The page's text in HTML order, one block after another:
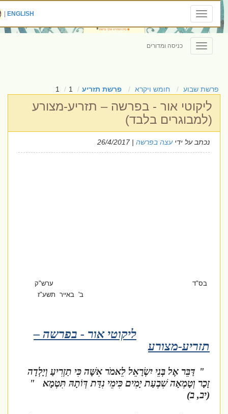
Toggle
navigation
ENGLISH
|
Toggle
navigation
כניסה ומדורים
פרשת שבוע חומש ויקרא פרשת תזריע 1
1
ליקוטי אור - בפרשה – תזריע-מצורע
(למבוגרים בלבד)
נכתב על ידיעצה בפרשה| 26/4/2017
בס"ד
ערש"ק
ב' באייר תשע"ז
ליקוטי אור - בפרשה –
תזריע-מצורע
דַּבֵּר אֶל בְּנֵי יִשְׂרָאֵל לֵאמֹר אִשָּׁה כִּי תַזְרִיעַ וְיָלְדָה
זָכָר וְטָמְאָה שִׁבְעַת יָמִים כִּימֵי נִדַּת דְּו‍ֹתָהּ תִּטְמָא "
(יב, ב)